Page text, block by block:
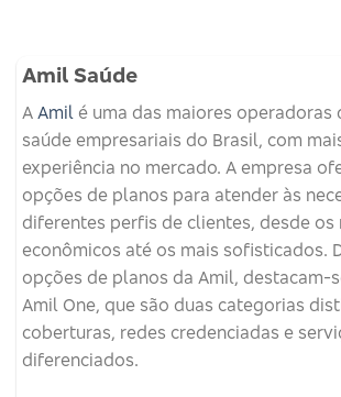
Amil Saúde
A Amil é uma das maiores operadoras
saúde empresariais do Brasil, com
experiência no mercado. A empresa
opções de planos para atender às
diferentes perfis de clientes, desde os
econômicos até os mais sofisticados.
opções de planos da Amil, destacam-
Amil One, que são duas categorias
coberturas, redes credenciadas e
diferenciados.